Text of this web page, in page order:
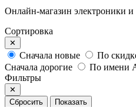
Онлайн-магазин электроники и
Сортировка
✕
Сначала новые По
Сначала дорогие
По имени
Фильтры
✕
Сбросить
Показать